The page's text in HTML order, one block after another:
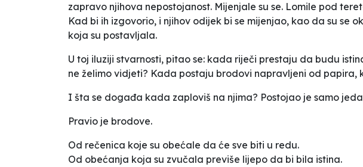
zapravo njihova nepostojanost. Mijenjale su se. Lomile pod
Kad bi ih izgovorio, i njihov odijek bi se mijenjao, kao da su se
koja su postavljala.
U toj iluziji stvarnosti, pitao se: kada riječi prestaju da budu
ne želimo vidjeti? Kada postaju brodovi napravljeni od papira,
I šta se događa kada zaploviš na njima? Postojao je samo
Pravio je brodove.
Od rečenica koje su obećale da će sve biti u redu.
Od obećanja koja su zvučala previše lijepo da bi bila istina.